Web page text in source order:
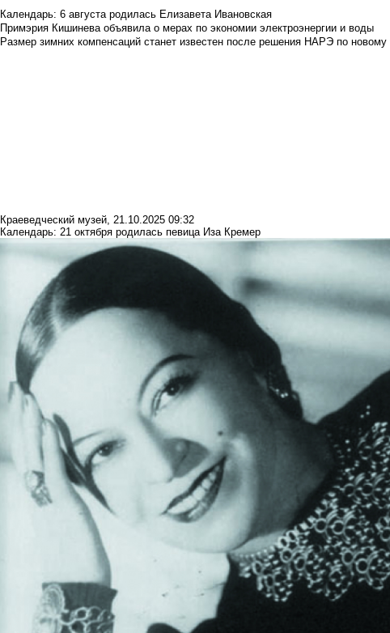
Календарь: 6 августа родилась Елизавета Ивановская
Примэрия Кишинева объявила о мерах по экономии электроэнергии и воды
Размер зимних компенсаций станет известен после решения НАРЭ по новому
Краеведческий музей, 21.10.2025 09:32
Календарь: 21 октября родилась певица Иза Кремер